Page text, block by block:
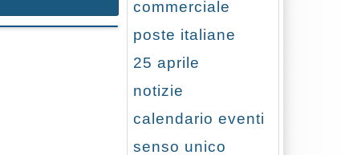
commerciale
poste italiane
25 aprile
notizie
calendario eventi
senso unico